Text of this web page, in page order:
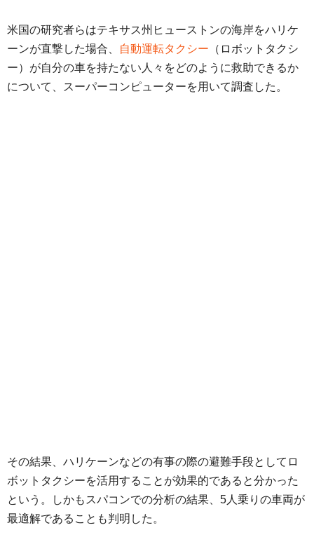
米国の研究者らはテキサス州ヒューストンの海岸をハリケ
ーンが直撃した場合、
自動運転タクシー （ロボットタクシ
ー）が自分の車を持たない人々をどのように救助できるか
について、スーパーコンピューターを用いて調査した。
その結果、ハリケーンなどの有事の際の避難手段としてロ
ボットタクシーを活用することが効果的であると分かった
という。しかもスパコンでの分析の結果、5人乗りの車両が
最適解であることも判明した。